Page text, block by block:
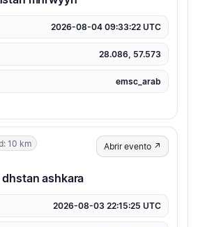
2026-08-04 09:33:22 UTC
28.086, 57.573
emsc_arab
10 km Abrir evento ↗
dhstan ashkara
2026-08-03 22:15:25 UTC